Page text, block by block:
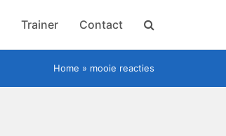
Trainer Contact
Home » mooie reacties